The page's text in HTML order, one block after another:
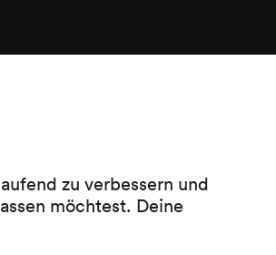
zu verbessern und
möchtest. Deine